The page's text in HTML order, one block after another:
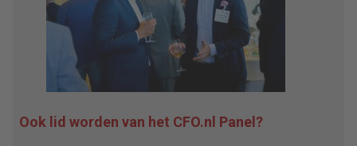
Ook lid worden van het CFO.nl Panel?